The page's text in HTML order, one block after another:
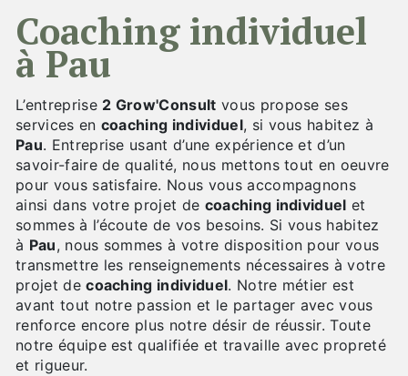
coaching individuel
à Pau
L’entreprise 2 Grow'Consult vous propose ses
services en coaching individuel, si vous habitez à
Pau. Entreprise usant d’une expérience et d’un
savoir-faire de qualité, nous mettons tout en oeuvre
pour vous satisfaire. Nous vous accompagnons
ainsi dans votre projet de coaching individuel et
sommes à l’écoute de vos besoins. Si vous habitez
à Pau, nous sommes à votre disposition pour vous
transmettre les renseignements nécessaires à votre
projet decoaching individuel. Notre métier est
avant tout notre passion et le partager avec vous
renforce encore plus notre désir de réussir. Toute
notre équipe est qualifiée et travaille avec propreté
et rigueur.